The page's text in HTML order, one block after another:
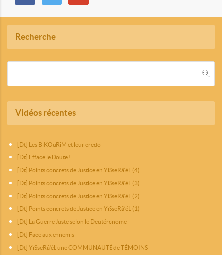
Recherche
Vidéos récentes
[Dt] Les BiKOuRîM et leur credo
[Dt] Efface le Doute !
[Dt] Points concrets de Justice en YiSseRâ‘éL (4)
[Dt] Points concrets de Justice en YiSseRâ‘éL (3)
[Dt] Points concrets de Justice en YiSseRâ‘éL (2)
[Dt] Points concrets de Justice en YiSseRâ‘éL (1)
[Dt] La Guerre Juste selon le Deutéronome
[Dt] Face aux ennemis
[Dt] YiSseRâ‘éL une COMMUNAUTÉ de TÉMOINS